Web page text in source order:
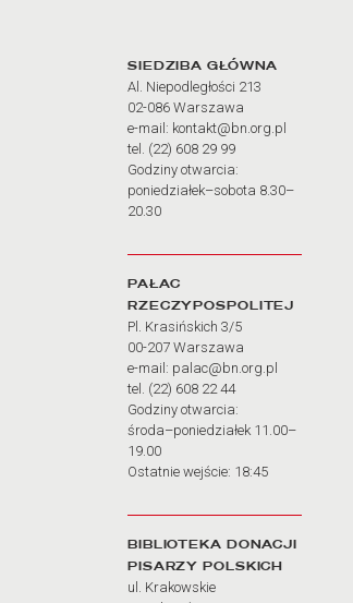
Adres oraz
SIEDZIBA GŁÓWNA
Al. Niepodległości 213
02-086 Warszawa
e-mail: kontakt@bn.org.pl
tel. (22) 608 29 99
Godziny otwarcia:
poniedziałek–sobota 8.30–
20.30
PAŁAC
RZECZYPOSPOLITEJ
Pl. Krasińskich 3/5
00-207 Warszawa
e-mail: palac@bn.org.pl
tel. (22) 608 22 44
Godziny otwarcia:
środa–poniedziałek 11.00–
19.00
Ostatnie wejście: 18:45
BIBLIOTEKA DONACJI
PISARZY POLSKICH
ul. Krakowskie